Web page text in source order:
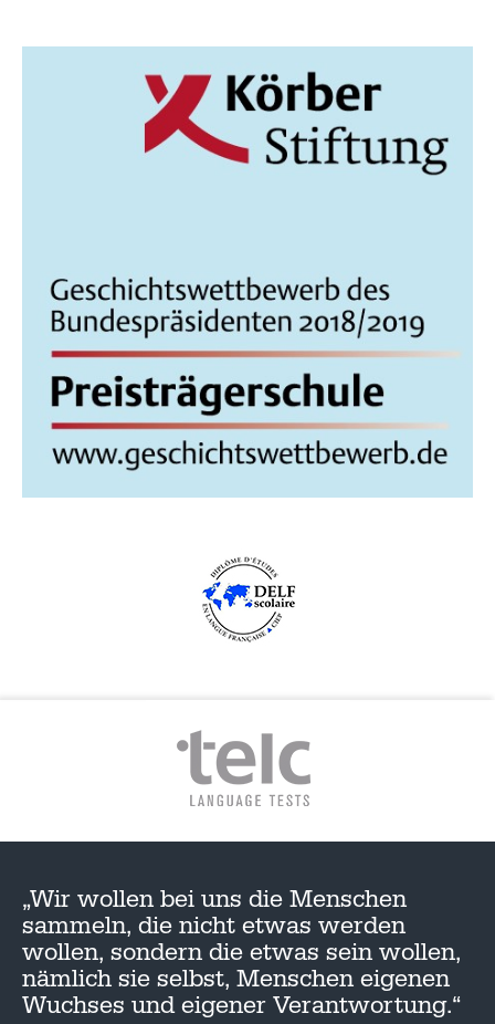
„Wir wollen bei uns die Menschen
sammeln, die nicht etwas werden
wollen, sondern die etwas sein wollen,
nämlich sie selbst, Menschen eigenen
Wuchses und eigener Verantwortung.“